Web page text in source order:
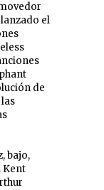
el
de
bajo,
Kent